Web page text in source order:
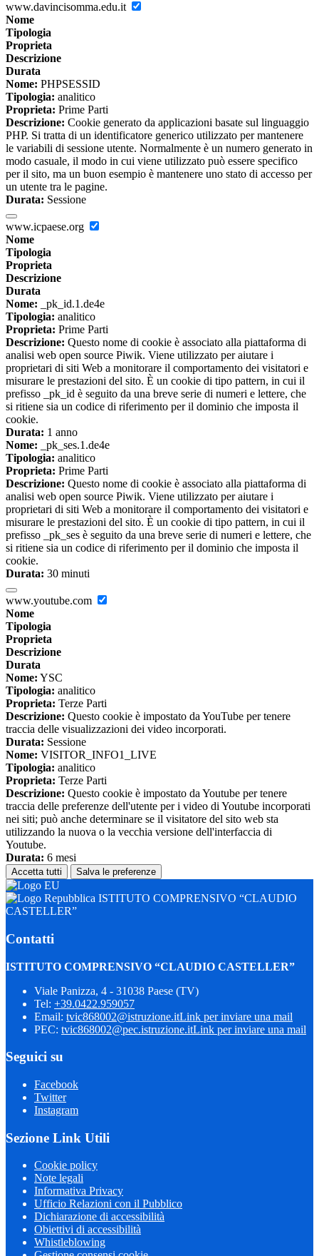
www.davincisomma.edu.it
Nome
Tipologia
Proprieta
Descrizione
Durata
Nome: PHPSESSID
Tipologia: analitico
Proprieta: Prime Parti
Descrizione: Cookie generato da applicazioni basate sul linguaggio
PHP. Si tratta di un identificatore generico utilizzato per mantenere
le variabili di sessione utente. Normalmente è un numero generato in
modo casuale, il modo in cui viene utilizzato può essere specifico
per il sito, ma un buon esempio è mantenere uno stato di accesso per
un utente tra le pagine.
Durata: Sessione
www.icpaese.org
Nome
Tipologia
Proprieta
Descrizione
Durata
Nome: _pk_id.1.de4e
Tipologia: analitico
Proprieta: Prime Parti
Descrizione: Questo nome di cookie è associato alla piattaforma di
analisi web open source Piwik. Viene utilizzato per aiutare i
proprietari di siti Web a monitorare il comportamento dei visitatori e
misurare le prestazioni del sito. È un cookie di tipo pattern, in cui il
prefisso _pk_id è seguito da una breve serie di numeri e lettere, che
si ritiene sia un codice di riferimento per il dominio che imposta il
cookie.
Durata: 1 anno
Nome: _pk_ses.1.de4e
Tipologia: analitico
Proprieta: Prime Parti
Descrizione: Questo nome di cookie è associato alla piattaforma di
analisi web open source Piwik. Viene utilizzato per aiutare i
proprietari di siti Web a monitorare il comportamento dei visitatori e
misurare le prestazioni del sito. È un cookie di tipo pattern, in cui il
prefisso _pk_ses è seguito da una breve serie di numeri e lettere, che
si ritiene sia un codice di riferimento per il dominio che imposta il
cookie.
Durata: 30 minuti
www.youtube.com
Nome
Tipologia
Proprieta
Descrizione
Durata
Nome: YSC
Tipologia: analitico
Proprieta: Terze Parti
Descrizione: Questo cookie è impostato da YouTube per tenere
traccia delle visualizzazioni dei video incorporati.
Durata: Sessione
Nome: VISITOR_INFO1_LIVE
Tipologia: analitico
Proprieta: Terze Parti
Descrizione: Questo cookie è impostato da Youtube per tenere
traccia delle preferenze dell'utente per i video di Youtube incorporati
nei siti; può anche determinare se il visitatore del sito web sta
utilizzando la nuova o la vecchia versione dell'interfaccia di
Youtube.
Durata: 6 mesi
Accetta tutti Salva le preferenze
ISTITUTO COMPRENSIVO “CLAUDIO
CASTELLER”
Contatti
ISTITUTO COMPRENSIVO “CLAUDIO CASTELLER”
Viale Panizza, 4 - 31038 Paese (TV)
Tel: +39.0422.959057
Email: tvic868002@istruzione.itLink per inviare una mail
PEC: tvic868002@pec.istruzione.itLink per inviare una mail
Seguici su
Facebook
Twitter
Instagram
Sezione Link Utili
Cookie policy
Note legali
Informativa Privacy
Ufficio Relazioni con il Pubblico
Dichiarazione di accessibilità
Obiettivi di accessibilità
Whistleblowing